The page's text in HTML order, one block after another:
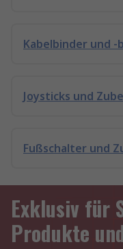
Kabelbinder und
Joysticks und
Fußschalter und
Exklusiv für
Produkte